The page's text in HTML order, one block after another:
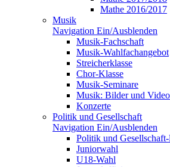
Mathe 2016/2017
Musik
Navigation Ein/Ausblenden
Musik-Fachschaft
Musik-Wahlfachangebot
Streicherklasse
Chor-Klasse
Musik-Seminare
Musik: Bilder und
Konzerte
Politik und Gesellschaft
Navigation Ein/Ausblenden
Politik und
Juniorwahl
U18-Wahl